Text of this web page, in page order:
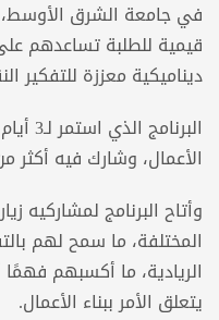
في جامعة الشرق
قيمية للطلبة تساعدهم
ديناميكية معززة للتفكير
الأعمال، وشارك فيه أكثر من 50 طالب
وأتاح البرنامج لمشاركيه
المختلفة، ما سمح لهم
الريادية، ما أكسبهم فهمًا
يتعلق الأمر ببناء الأعمال.